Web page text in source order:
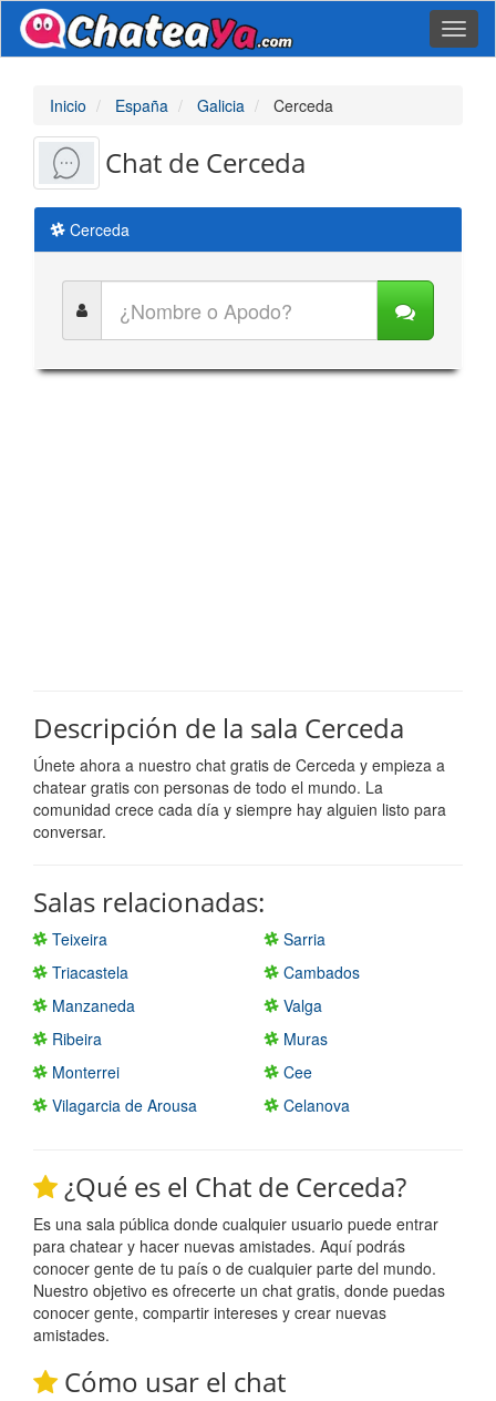
Inicio España Galicia Cerceda
Chat de Cerceda
Cerceda
Descripción de la sala Cerceda
Únete ahora a nuestro chat gratis de Cerceda y empieza a
chatear gratis con personas de todo el mundo. La
comunidad crece cada día y siempre hay alguien listo para
conversar.
Salas relacionadas:
Teixeira
Sarria
Triacastela
Cambados
Manzaneda
Valga
Ribeira
Muras
Monterrei
Cee
Vilagarcia de Arousa
Celanova
¿Qué es el Chat de Cerceda?
Es una sala pública donde cualquier usuario puede entrar
para chatear y hacer nuevas amistades. Aquí podrás
conocer gente de tu país o de cualquier parte del mundo.
Nuestro objetivo es ofrecerte un chat gratis, donde puedas
conocer gente, compartir intereses y crear nuevas
amistades.
Cómo usar el chat